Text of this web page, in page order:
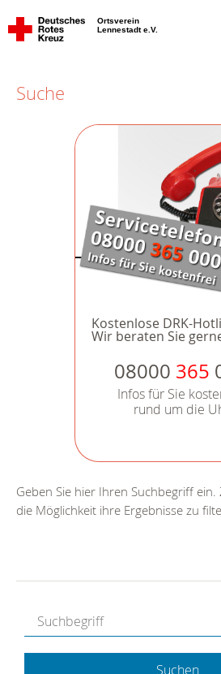
Ortsverein
Lennestadt e.V.
Suche
Kostenlose DRK-
Wir beraten Sie
08000 365
Infos für Sie
rund um die
Geben Sie hier Ihren Suchbegriff ein.
die Möglichkeit ihre Ergebnisse zu
Suchen